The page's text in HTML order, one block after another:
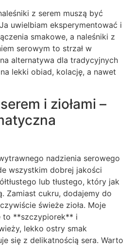
z serem muszą być
uwielbiam eksperymentować i
smakowe, a naleśniki z
serowym to strzał w
alternatywa dla tradycyjnych
lekki obiad, kolację, a nawet
i ziołami –
nadzienia serowego
wszystkim dobrej jakości
lub tłustego, który jak
Zamiast cukru, dodajemy do
świeże zioła. Moje
to **szczypiorek** i
lekko ostry smak
się z delikatnością sera. Warto